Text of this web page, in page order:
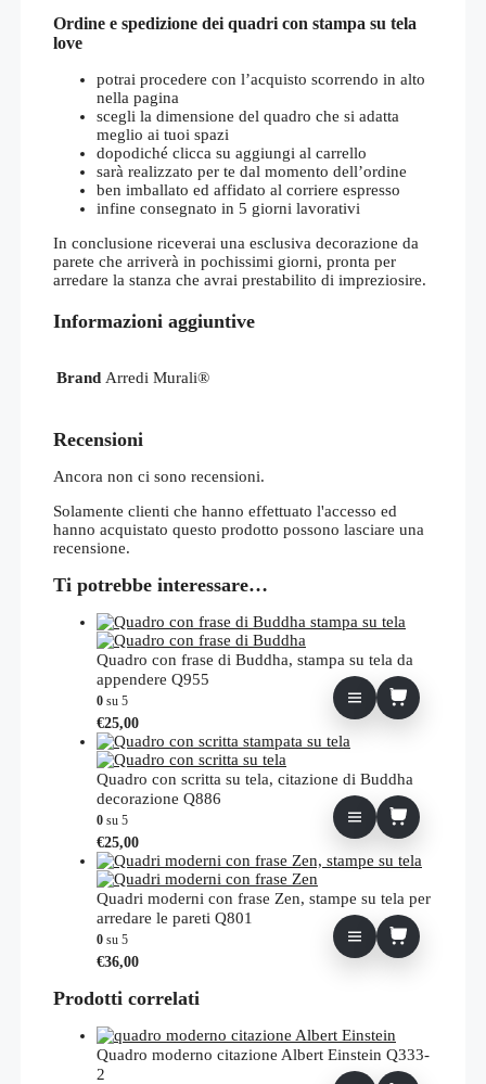
Ordine e spedizione dei quadri con stampa su tela
love
potrai procedere con l’acquisto scorrendo in alto
nella pagina
scegli la dimensione del quadro che si adatta
meglio ai tuoi spazi
dopodiché clicca su aggiungi al carrello
sarà realizzato per te dal momento dell’ordine
ben imballato ed affidato al corriere espresso
infine consegnato in 5 giorni lavorativi
In conclusione riceverai una esclusiva decorazione da
parete che arriverà in pochissimi giorni, pronta per
arredare la stanza che avrai prestabilito di impreziosire.
Informazioni aggiuntive
Brand Arredi Murali®
Recensioni
Ancora non ci sono recensioni.
Solamente clienti che hanno effettuato l'accesso ed
hanno acquistato questo prodotto possono lasciare una
recensione.
Ti potrebbe interessare…
Quadro con frase di Buddha, stampa su tela da
appendere Q955
0 su 5
€25,00
Quadro con scritta su tela, citazione di Buddha
decorazione Q886
0 su 5
€25,00
Quadri moderni con frase Zen, stampe su tela per
arredare le pareti Q801
0 su 5
€36,00
Prodotti correlati
Quadro moderno citazione Albert Einstein Q333-
2